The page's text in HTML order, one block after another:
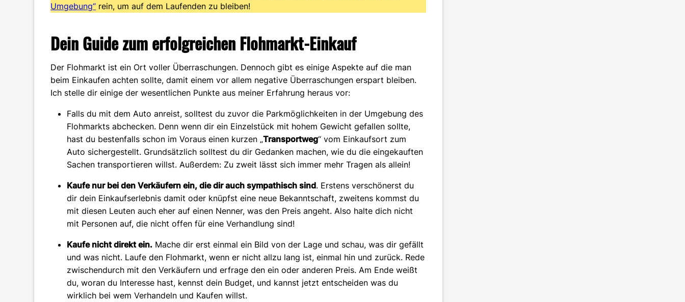
Umgebung“ rein, um auf dem Laufenden zu bleiben!
Dein Guide zum erfolgreichen Flohmarkt-Einkauf
Der Flohmarkt ist ein Ort voller Überraschungen. Dennoch gibt es einige Aspekte auf die man
beim Einkaufen achten sollte, damit einem vor allem negative Überraschungen erspart bleiben.
Ich stelle dir einige der wesentlichen Punkte aus meiner Erfahrung heraus vor:
Falls du mit dem Auto anreist, solltest du zuvor die Parkmöglichkeiten in der Umgebung des
Flohmarkts abchecken. Denn wenn dir ein Einzelstück mit hohem Gewicht gefallen sollte,
hast du bestenfalls schon im Voraus einen kurzen „Transportweg“ vom Einkaufsort zum
Auto sichergestellt. Grundsätzlich solltest du dir Gedanken machen, wie du die eingekauften
Sachen transportieren willst. Außerdem: Zu zweit lässt sich immer mehr Tragen als allein!
Kaufe nur bei den Verkäufern ein, die dir auch sympathisch sind. Erstens verschönerst du
dir dein Einkaufserlebnis damit oder knüpfst eine neue Bekanntschaft, zweitens kommst du
mit diesen Leuten auch eher auf einen Nenner, was den Preis angeht. Also halte dich nicht
mit Personen auf, die nicht offen für eine Verhandlung sind!
Kaufe nicht direkt ein. Mache dir erst einmal ein Bild von der Lage und schau, was dir gefällt
und was nicht. Laufe den Flohmarkt, wenn er nicht allzu lang ist, einmal hin und zurück. Rede
zwischendurch mit den Verkäufern und erfrage den ein oder anderen Preis. Am Ende weißt
du, woran du Interesse hast, kennst dein Budget, und kannst jetzt entscheiden was du
wirklich bei wem Verhandeln und Kaufen willst.